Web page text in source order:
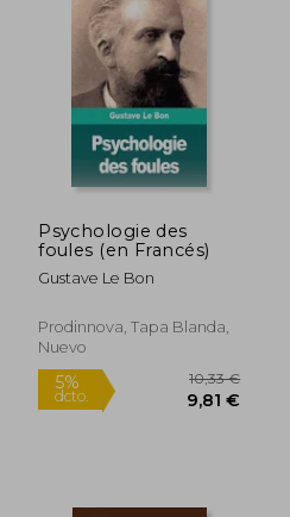
29,75 €
Psychologie des
foules (en Francés)
Gustave Le Bon
Prodinnova, Tapa Blanda,
Nuevo